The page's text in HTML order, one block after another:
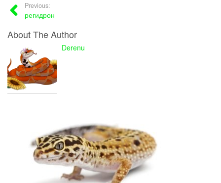
Previous:
регидрон
About The Author
Derenu